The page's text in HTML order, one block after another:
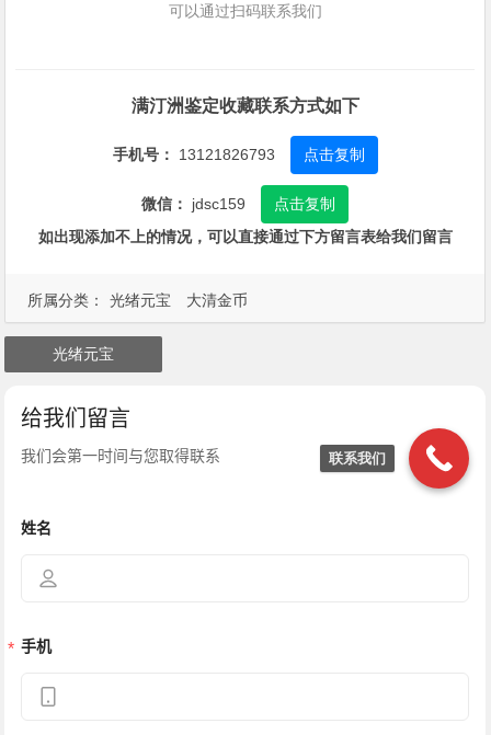
所属分类： 光绪元宝 大清金币
可以通过扫码联系我们
满汀洲鉴定收藏联系方式如下
手机号： 13121826793 点击复制
微信： jdsc159
点击复制
如出现添加不上的情况，可以直接通过下方留言表给我们留言
光绪元宝
联系我们